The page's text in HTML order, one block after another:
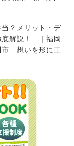
？メリット・デ
底解説！ ｜福岡
想いを形に工